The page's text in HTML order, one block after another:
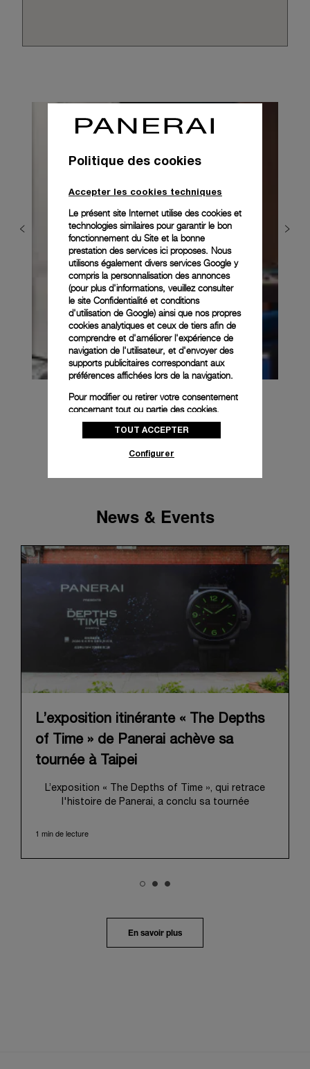
News & Events
L’exposition itinérante « The Depths
of Time » de Panerai achève sa
tournée à Taipei
L’exposition « The Depths of Time », qui retrace
l'histoire de Panerai, a conclu sa tournée
visiteurs ont pu venir l’admirer dans le Huashan
historique. Fort d'une histoire séculaire, ce lieu
mêlant harmonieusement le patrimoine local au
évolution depuis ses origines en tant que
1 min de lecture
En savoir plus
Politique des cookies
Accepter les cookies techniques
Le présent site Internet utilise des cookies et
technologies similaires pour garantir le bon
fonctionnement du Site et la bonne
prestation des services ici proposes. Nous
utilisons également divers services Google y
compris la personnalisation des annonces
(pour plus d'informations, veuillez consulter
le site Confidentialité et conditions
d'utilisation de Google) ainsi que nos propres
cookies analytiques et ceux de tiers afin de
comprendre et d'améliorer l'expérience de
navigation de l'utilisateur, et d'envoyer des
supports publicitaires correspondant aux
préférences affichées lors de la navigation.
Pour modifier ou retirer votre consentement
concernant tout ou partie des cookies,
cliquez sur « Configurer » ou consultez notre
politique des cookiespour obtenir plus
donnez votre consentement pour l’utilisation
En cliquant sur « Tout refuser », vous
TOUT ACCEPTER
Configurer